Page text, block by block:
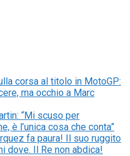
corsa al titolo in MotoGP:
ma occhio a Marc
“Mi scuso per
è l’unica cosa che conta”
fa paura! Il suo ruggito
dove. Il Re non abdica!